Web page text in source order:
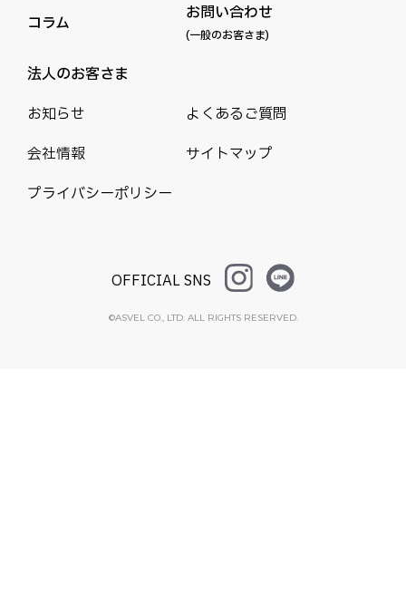
コラム お問い合わせ
(一般のお客さま)
法人のお客さま
お知らせ
よくあるご質問
会社情報
サイトマップ
プライバシーポリシー
OFFICIAL SNS
©ASVEL CO., LTD. ALL RIGHTS RESERVED.